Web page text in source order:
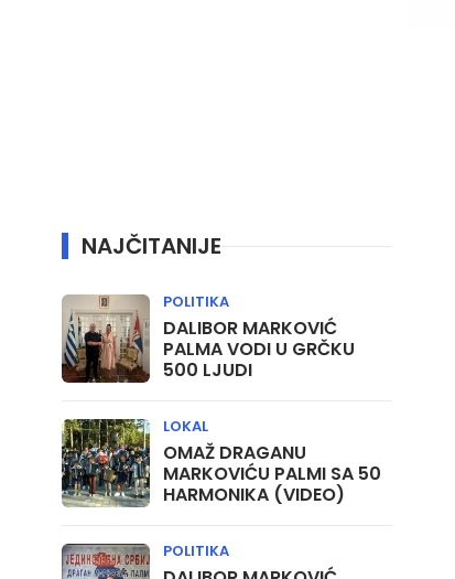
NAJČITANIJE
DALIBOR MARKOVIĆ
PALMA VODI U GRČKU
500 LJUDI
POLITIKA
OMAŽ DRAGANU
MARKOVIĆU PALMI SA 50
HARMONIKA (VIDEO)
LOKAL
POLITIKA